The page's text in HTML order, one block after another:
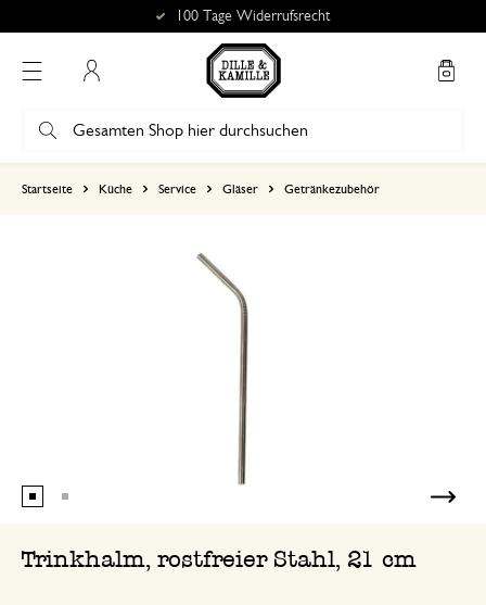
100 Tage Widerrufsrecht
Startseite Küche Service Gläser Getränkezubehör
Trinkhalm, rostfreier Stahl, 21 cm